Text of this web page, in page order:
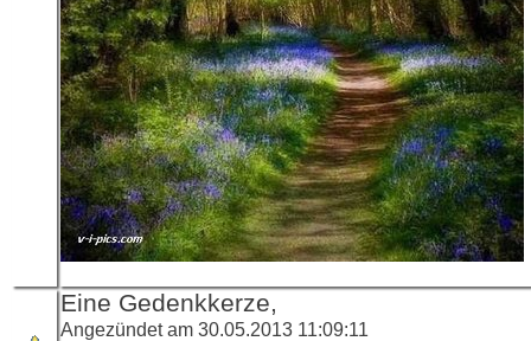
Eine Gedenkkerze,
Angezündet am 30.05.2013 11:09:11